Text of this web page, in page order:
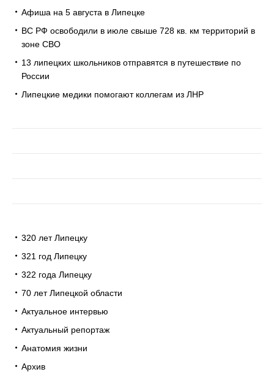
Афиша на 5 августа в Липецке
ВС РФ освободили в июле свыше 728 кв. км территорий в
зоне СВО
13 липецких школьников отправятся в путешествие по
России
Липецкие медики помогают коллегам из ЛНР
320 лет Липецку
321 год Липецку
322 года Липецку
70 лет Липецкой области
Актуальное интервью
Актуальный репортаж
Анатомия жизни
Архив